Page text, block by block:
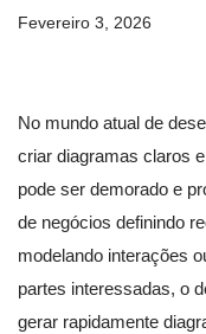
Fevereiro 3, 2026
No mundo atual de
criar diagramas claros
pode ser demorado e
de negócios definindo
modelando interações
partes interessadas, o
gerar rapidamente